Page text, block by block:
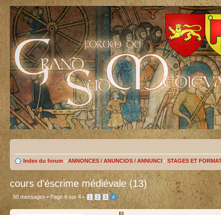
Index du forum ‹ ANNONCES / ANUNCIOS / ANNUNCI ‹ STAGES ET
cours d'éscrime médiévale (13)
50 messages • Page4 sur 4• 1 2 3 4